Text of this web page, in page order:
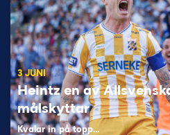
3 JUNI
Heintz en av
målskyttar
Kvalar in på topp…